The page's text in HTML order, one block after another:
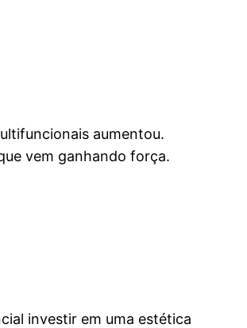
aumentou.
vem ganhando força.
investir em uma estética